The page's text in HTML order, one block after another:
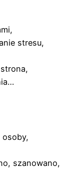
stresu,
osoby,
szanowano,